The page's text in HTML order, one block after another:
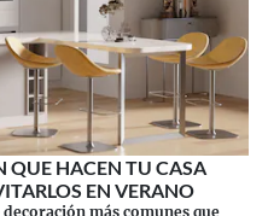
QUE HACEN TU CASA
EN VERANO
más comunes que